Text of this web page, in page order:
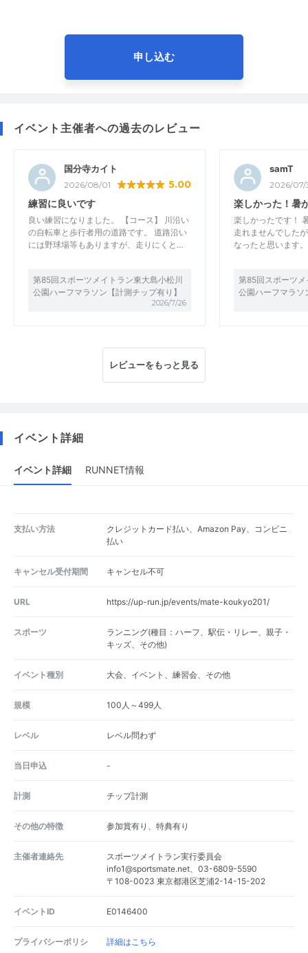
申し込む
イベント主催者への過去のレビュー
国分寺カイト
2026/08/01 5.00
練習に良いです
良い練習になりました。 【コース】 川沿い
の自転車と歩行者用の道路です。 道路沿い
には野球場等もありますが、走りにくと…
第85回スポーツメイトラン東大島小松川
公園ハーフマラソン【計測チップ有り】
2026/7/26
samT
2026/07/
楽しかった！暑
楽しかったです！
走れませんでした
なったと思います。
第85回スポーツ
公園ハーフマラソ
レビューをもっと見る
イベント詳細
イベント詳細 RUNNET情報
支払い方法
クレジットカード払い、Amazon Pay、コンビニ
払い
キャンセル受付期間 キャンセル不可
URL https://up-run.jp/events/mate-koukyo201/
スポーツ
ランニング(種目：ハーフ、駅伝・リレー、親子・
キッズ、その他)
イベント種別 大会、イベント、練習会、その他
規模 100人～499人
レベル レベル問わず
当日申込 -
計測 チップ計測
その他の特徴 参加賞有り、特典有り
主催者連絡先
スポーツメイトラン実行委員会
info1@sportsmate.net、03-6809-5590
〒108-0023 東京都港区芝浦2-14-15-202
イベントID E0146400
プライバシーポリシ
詳細はこちら